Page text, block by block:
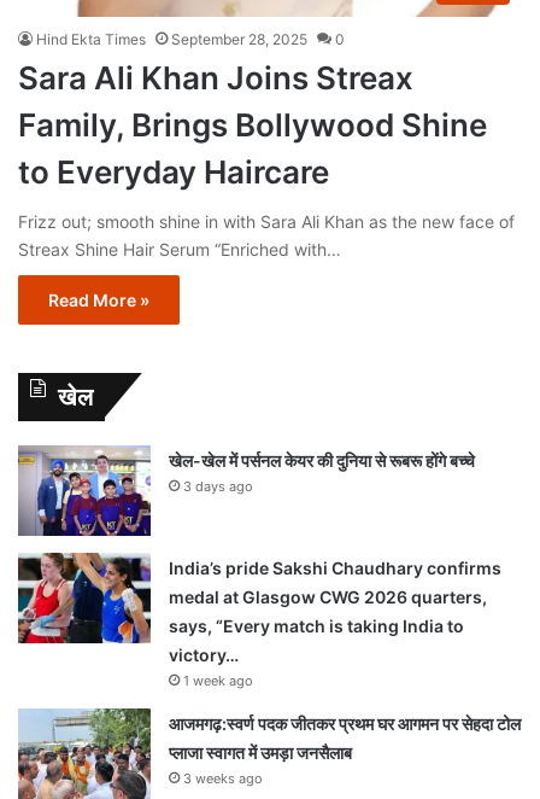
Hind Ekta Times September 28, 2025 0
Sara Ali Khan Joins Streax
Family, Brings Bollywood Shine
to Everyday Haircare
Frizz out; smooth shine in with Sara Ali Khan as the new face of
Streax Shine Hair Serum “Enriched with…
Read More »
खेल
खेल-खेल में पर्सनल केयर की दुनिया से रूबरू होंगे बच्चे
3 days ago
India’s pride Sakshi Chaudhary confirms
medal at Glasgow CWG 2026 quarters,
says, “Every match is taking India to
victory…
1 week ago
आजमगढ़:स्वर्ण पदक जीतकर प्रथम घर आगमन पर सेहदा टोल
प्लाजा स्वागत में उमड़ा जनसैलाब
3 weeks ago